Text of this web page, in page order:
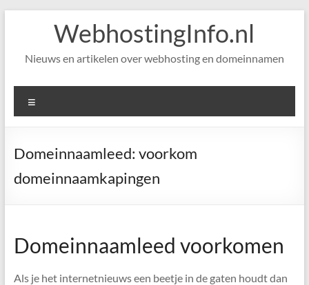
WebhostingInfo.nl
Nieuws en artikelen over webhosting en domeinnamen
Domeinnaamleed: voorkom
domeinnaamkapingen
Domeinnaamleed voorkomen
Als je het internetnieuws een beetje in de gaten houdt dan